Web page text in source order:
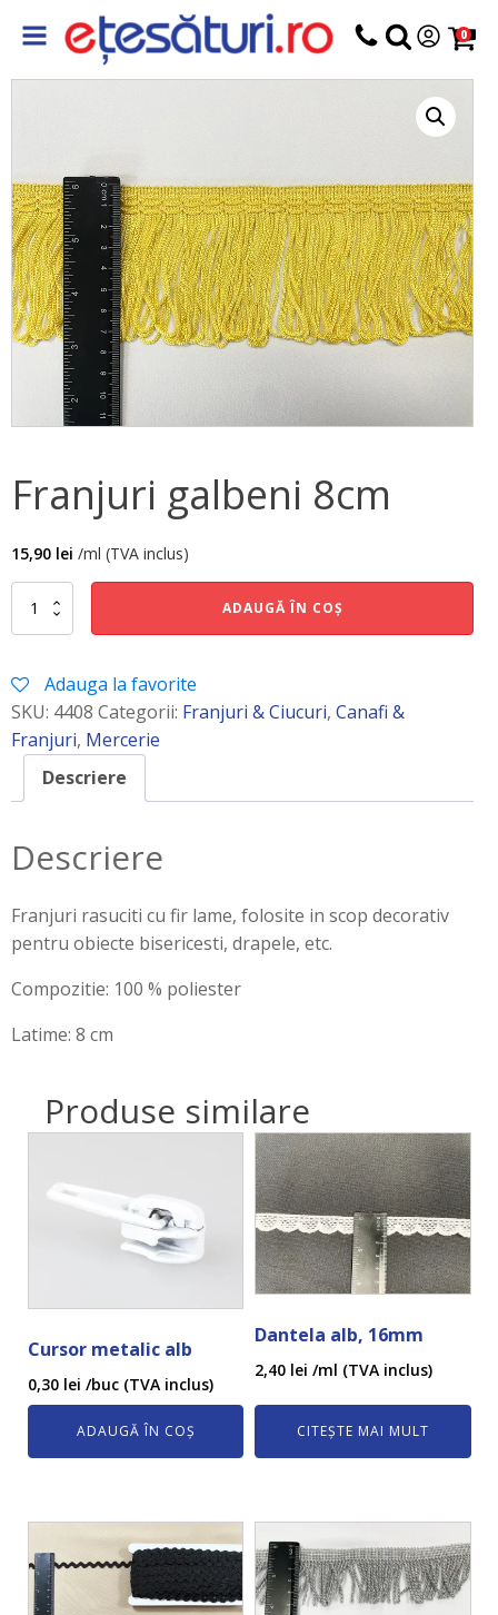
0
Franjuri galbeni 8cm
15,90 lei /ml (TVA inclus)
Cantitate
Franjuri
ADAUGĂ ÎN COȘ
Adauga la favorite
SKU: 4408 Categorii: Franjuri & Ciucuri, Canafi &
Franjuri, Mercerie
Descriere
Descriere
Franjuri rasuciti cu fir lame, folosite in scop decorativ
pentru obiecte bisericesti, drapele, etc.
Compozitie: 100 % poliester
Latime: 8 cm
Produse similare
Cursor metalic alb
0,30 lei /buc (TVA inclus)
ADAUGĂ ÎN COȘ
Dantela alb, 16mm
2,40 lei /ml (TVA inclus)
CITEȘTE MAI MULT